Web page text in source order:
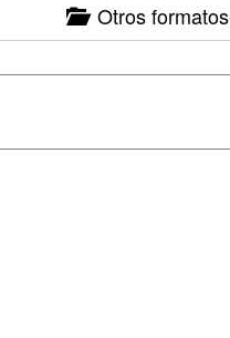
Otros formatos